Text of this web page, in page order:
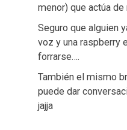
menor) que actúa
Seguro que alguien
voz y una raspberry
forrarse….
También el mismo
puede dar
jajja